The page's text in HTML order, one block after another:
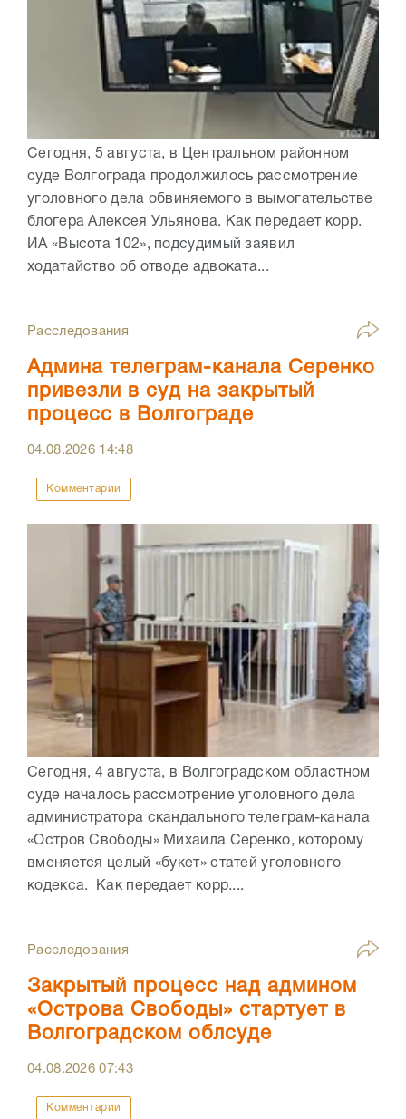
Сегодня, 5 августа, в Центральном районном
суде Волгограда продолжилось рассмотрение
уголовного дела обвиняемого в вымогательстве
блогера Алексея Ульянова. Как передает корр.
ИА «Высота 102», подсудимый заявил
ходатайство об отводе адвоката...
Расследования
Админа телеграм-канала Серенко
привезли в суд на закрытый
процесс в Волгограде
04.08.2026 14:48
Комментарии
Сегодня, 4 августа, в Волгоградском областном
суде началось рассмотрение уголовного дела
администратора скандального телеграм-канала
«Остров Свободы» Михаила Серенко, которому
вменяется целый «букет» статей уголовного
кодекса. Как передает корр....
Расследования
Закрытый процесс над админом
«Острова Свободы» стартует в
Волгоградском облсуде
04.08.202607:43
Комментарии